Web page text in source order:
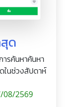
ด
รค้นหาค้นหา
นช่วงสัปดาห์
08/2569